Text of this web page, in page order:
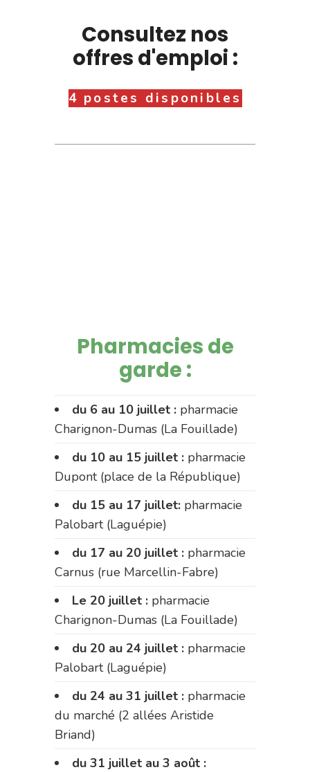
Consultez nos
offres d'emploi :
4 postes disponibles
Pharmacies de
garde :
du 6 au 10 juillet : pharmacie
Charignon-Dumas (La Fouillade)
du 10 au 15 juillet : pharmacie
Dupont (place de la République)
du 15 au 17 juillet: pharmacie
Palobart (Laguépie)
du 17 au 20 juillet : pharmacie
Carnus (rue Marcellin-Fabre)
Le 20 juillet : pharmacie
Charignon-Dumas (La Fouillade)
du 20 au 24 juillet : pharmacie
Palobart (Laguépie)
du 24 au 31 juillet : pharmacie
du marché (2 allées Aristide
Briand)
du 31 juillet au 3 août :